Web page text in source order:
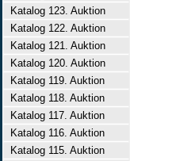
Katalog 123. Auktion
Katalog 122. Auktion
Katalog 121. Auktion
Katalog 120. Auktion
Katalog 119. Auktion
Katalog 118. Auktion
Katalog 117. Auktion
Katalog 116. Auktion
Katalog 115. Auktion